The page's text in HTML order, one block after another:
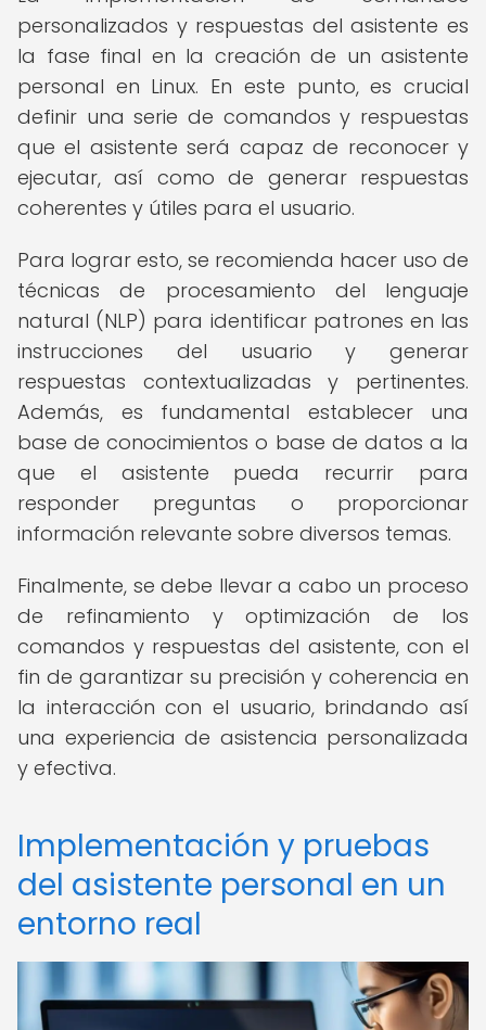
personalizados y respuestas del asistente es
la fase final en la creación de un asistente
personal en Linux. En este punto, es crucial
definir una serie de comandos y respuestas
que el asistente será capaz de reconocer y
ejecutar, así como de generar respuestas
coherentes y útiles para el usuario.
Para lograr esto, se recomienda hacer uso de
técnicas de procesamiento del lenguaje
natural (NLP) para identificar patrones en las
instrucciones del usuario y generar
respuestas contextualizadas y pertinentes.
Además, es fundamental establecer una
base de conocimientos o base de datos a la
que el asistente pueda recurrir para
responder preguntas o proporcionar
información relevante sobre diversos temas.
Finalmente, se debe llevar a cabo un proceso
de refinamiento y optimización de los
comandos y respuestas del asistente, con el
fin de garantizar su precisión y coherencia en
la interacción con el usuario, brindando así
una experiencia de asistencia personalizada
y efectiva.
Implementación y pruebas
del asistente personal en un
entorno real